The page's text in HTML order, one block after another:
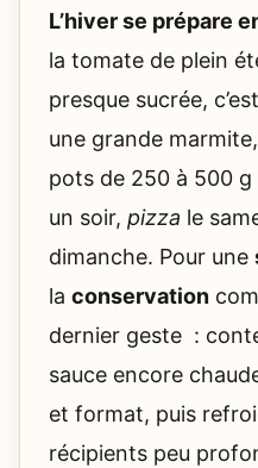
L’hiver se prépare
la tomate de plein
presque sucrée,
une grande
pots de 250 à 500 g
un soir, pizza le
dimanche. Pour une
la conservation
dernier geste :
sauce encore
et format, puis
récipients peu